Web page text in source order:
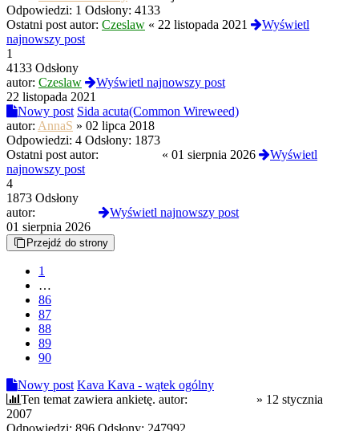
Odpowiedzi: 1 Odsłony: 4133
Ostatni post autor: Czeslaw « 22 listopada 2021
Wyświetl
najnowszy post
1
4133 Odsłony
autor: Czeslaw
Wyświetl najnowszy post
22 listopada 2021
Nowy post Sida acuta(Common Wireweed)
autor: AnnaS » 02 lipca 2018
Odpowiedzi: 4 Odsłony: 1873
Ostatni post autor:
« 01 sierpnia 2026
Wyświetl
najnowszy post
4
1873 Odsłony
autor:
Wyświetl najnowszy post
01 sierpnia 2026
Przejdź do strony
1
…
86
87
88
89
90
Nowy post Kava Kava - wątek ogólny
Ten temat zawiera ankietę. autor: » 12 stycznia
2007
Odpowiedzi: 896 Odsłony: 247992